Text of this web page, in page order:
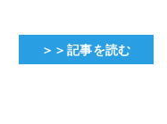
＞＞記事を読む